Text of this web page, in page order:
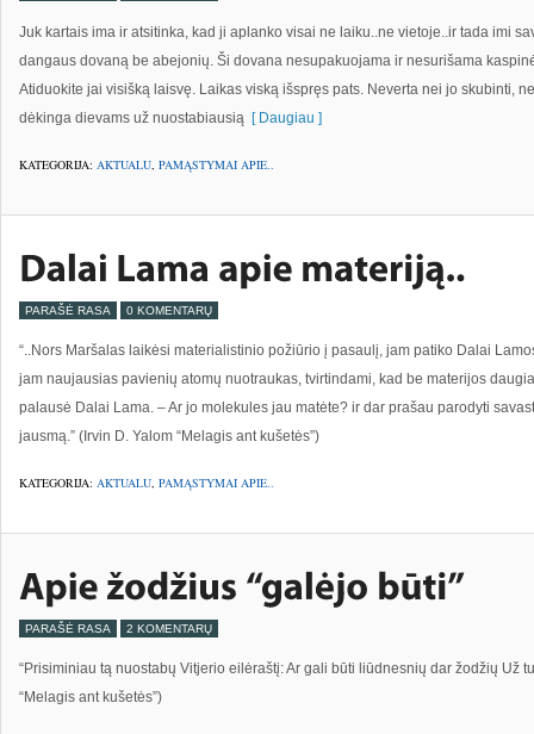
Juk kartais ima ir atsitinka, kad ji aplanko visai ne laiku..ne vietoje..ir tada imi
dangaus dovaną be abejonių. Ši dovana nesupakuojama ir nesurišama
Atiduokite jai visišką laisvę. Laikas viską išspręs pats. Neverta nei jo skubinti,
dėkinga dievams už nuostabiausią [ Daugiau ]
KATEGORIJA: AKTUALU, PAMĄSTYMAI APIE..
PARAŠĖ RASA 0 KOMENTARŲ
“..Nors Maršalas laikėsi materialistinio požiūrio į pasaulį, jam patiko Dalai
jam naujausias pavienių atomų nuotraukas, tvirtindami, kad be materijos
palausė Dalai Lama. – Ar jo molekules jau matėte? ir dar prašau parodyti
jausmą.” (Irvin D. Yalom “Melagis ant kušetės”)
KATEGORIJA: AKTUALU, PAMĄSTYMAI APIE..
PARAŠĖ RASA 2 KOMENTARŲ
“Prisiminiau tą nuostabų Vitjerio eilėraštį: Ar gali būti liūdnesnių dar žodžių Už
“Melagis ant kušetės”)